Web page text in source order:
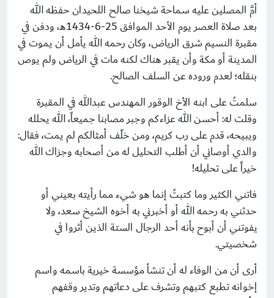
أمَّ المصلين عليه سماحة شيخنا صالح اللحيدان حفظه الله
بعد صلاة العصر يوم الأحد الموافق 25-6-1434هـ، ودفن في
مقبرة النسيم شرق الرياض، وكان رحمه الله يأمل أن يموت في
المدينة أو مكة وأن يقبر هناك لكنه مات في الرياض ولم يوص
بنقله؛ لعدم وروده عن السلف الصالح.
سلمتُ على ابنه الأخ الوقور المهندس عبدالله في المقبرة
وقلت له: أحسن الله عزاءكم وجبر مصابنا جميعاً، الله يحلله
ويبيحه، قدم على رب كريم، ومن خلّف أمثالكم لم يمت، فقال:
والدي أوصاني أن أطلب التحليل له من أصحابه وجزاك الله
خيراً على تحليله!
فاتني الكثير وما كتبتُ إنما هو شيء مما رأيته بعيني أو
حدثني به رحمه الله أو أخبرني به أخوه الشيخ سعد، ولا
يفوتني أن أبوح بأنه أحد الرجال الستة الذين أثروا في
شخصيتي.
أرى أن من الوفاء له أن تنشأ مؤسسة خيرية باسمه واسم
إخوانه تطبع كتبهم وتشرف على دعاتهم وتدير وقفهم